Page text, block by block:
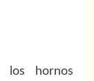
los hornos